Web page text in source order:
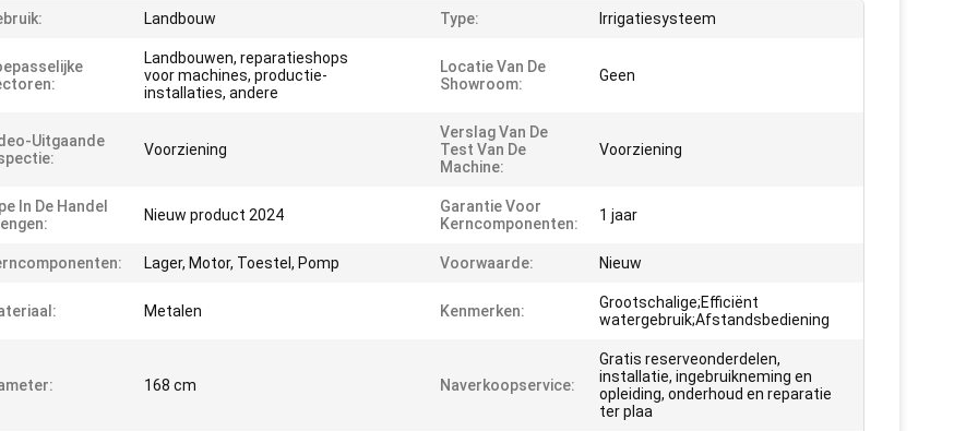
Landbouw Type: Irrigatiesysteem
Landbouwen, reparatieshops
voor machines, productie-
installaties, andere
Locatie Van De
Showroom:
Geen
Uitgaande
Voorziening
Verslag Van De
Test Van De
Machine:
Voorziening
In De Handel
Nieuw product 2024
Garantie Voor
Kerncomponenten:
1 jaar
Lager, Motor, Toestel, Pomp Voorwaarde: Nieuw
Metalen Kenmerken:
Grootschalige;Efficiënt
watergebruik;Afstandsbediening
168 cm Naverkoopservice:
Gratis reserveonderdelen,
installatie, ingebruikneming en
opleiding, onderhoud en reparatie
ter plaa